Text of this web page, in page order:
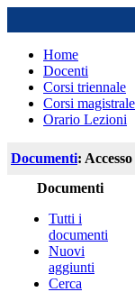
Home
Docenti
Corsi triennale
Corsi magistrale
Orario Lezioni
Documenti:
Documenti
Tutti i
documenti
Nuovi
aggiunti
Cerca